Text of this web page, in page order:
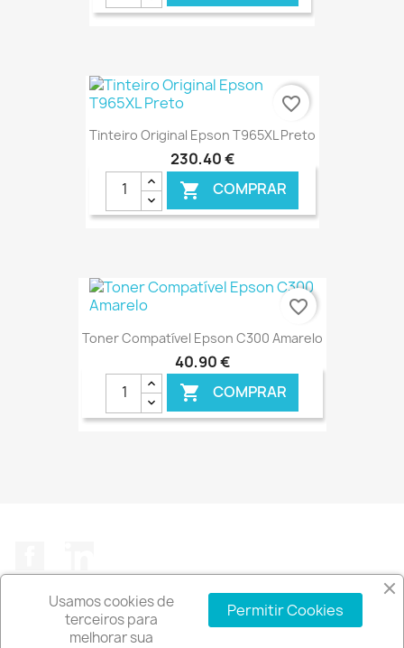
€ ONLINE
Tinteiro Original Epson T965XL Preto
230,40 €
 COMPRAR
€ ONLINE
favorite_border
Toner Compatível Epson C300 Amarelo
40,90 €
 COMPRAR
favorite_border
Usamos cookies de
terceiros para
melhorar sua
Permitir Cookies